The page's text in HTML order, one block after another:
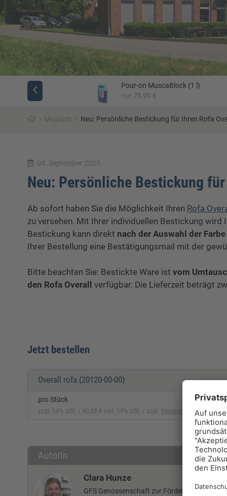
Pour-on MuscaBlock (1 l)
nur 79,90 €
› Magazin › Neu: Persönliche Bestickung für Ihren Rofa
04. September 2025
Neu: Persönliche Bestickung
Ab sofort haben Sie die Möglichkeit Ihren Rofa
zu versehen. Mit Ihrer individuellen Bestickung
Bestickung kann direkt nach der Auswahl der
Ihrer Bestellung eine Bestätigungsmail mit der
Bitte beachten Sie: Bestickte Ware ist vom
den Rofa Overall
verfügbar. Die Lieferzeit beträgt
Jetzt bestellen
Overall rofa (20120-00-00)
pro Stück
zzgl. 19% USt. 90,38 € inkl. 19% USt. zzgl. Versandkosten
AutorIn
Clara Hunze
GFS Genossenschaft zur Förderung der